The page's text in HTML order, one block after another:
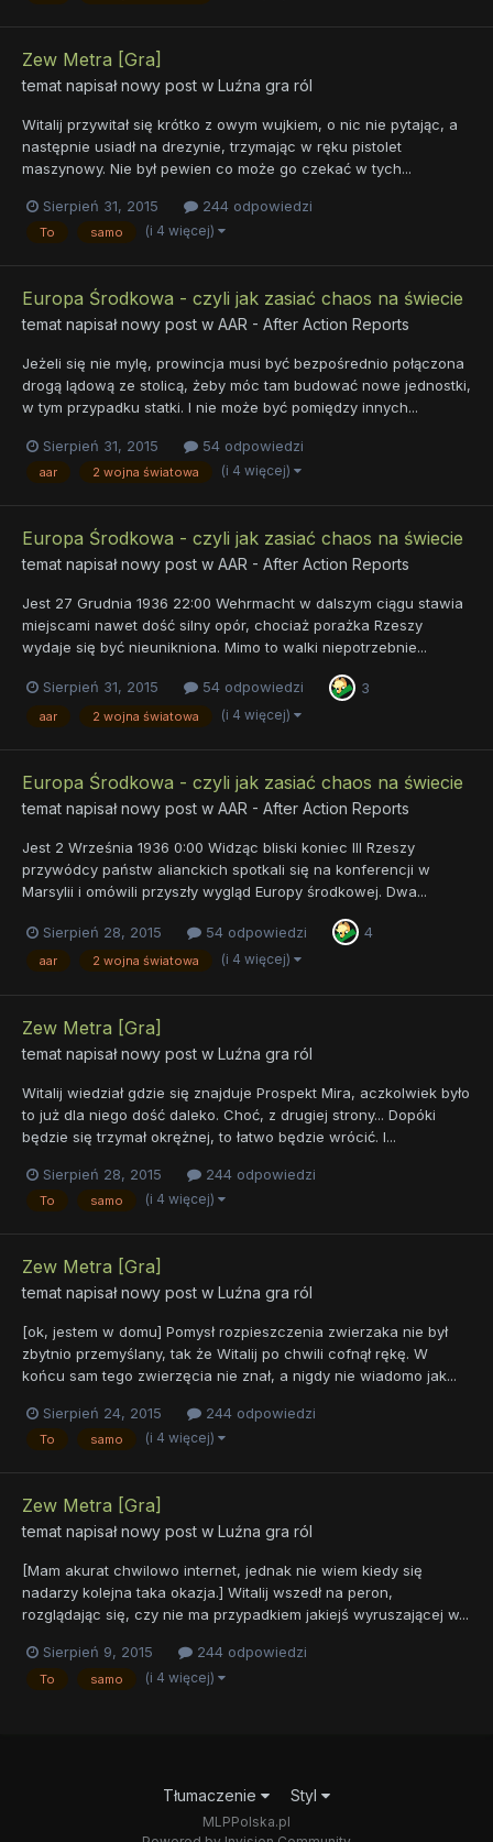
Zew Metra [Gra]
temat napisał nowy post w Luźna gra ról
Witalij przywitał się krótko z owym wujkiem, o nic nie pytając, a
następnie usiadł na drezynie, trzymając w ręku pistolet
maszynowy. Nie był pewien co może go czekać w tych...
Sierpień 31, 2015 244 odpowiedzi
To samo (i 4 więcej)
Europa Środkowa - czyli jak zasiać chaos na świecie
temat napisał nowy post w AAR - After Action Reports
Jeżeli się nie mylę, prowincja musi być bezpośrednio połączona
drogą lądową ze stolicą, żeby móc tam budować nowe jednostki,
w tym przypadku statki. I nie może być pomiędzy innych...
Sierpień 31, 2015 54 odpowiedzi
aar 2 wojna światowa (i 4 więcej)
Europa Środkowa - czyli jak zasiać chaos na świecie
temat napisał nowy post w AAR - After Action Reports
Jest 27 Grudnia 1936 22:00 Wehrmacht w dalszym ciągu stawia
miejscami nawet dość silny opór, chociaż porażka Rzeszy
wydaje się być nieunikniona. Mimo to walki niepotrzebnie...
Sierpień 31, 2015 54 odpowiedzi 3
aar 2 wojna światowa (i 4 więcej)
Europa Środkowa - czyli jak zasiać chaos na świecie
temat napisał nowy post w AAR - After Action Reports
Jest 2 Września 1936 0:00 Widząc bliski koniec III Rzeszy
przywódcy państw alianckich spotkali się na konferencji w
Marsylii i omówili przyszły wygląd Europy środkowej. Dwa...
Sierpień 28, 2015 54 odpowiedzi 4
aar 2 wojna światowa (i 4 więcej)
Zew Metra [Gra]
temat napisał nowy post w Luźna gra ról
Witalij wiedział gdzie się znajduje Prospekt Mira, aczkolwiek było
to już dla niego dość daleko. Choć, z drugiej strony... Dopóki
będzie się trzymał okrężnej, to łatwo będzie wrócić. I...
Sierpień 28, 2015 244 odpowiedzi
To samo (i 4 więcej)
Zew Metra [Gra]
temat napisał nowy post w Luźna gra ról
[ok, jestem w domu] Pomysł rozpieszczenia zwierzaka nie był
zbytnio przemyślany, tak że Witalij po chwili cofnął rękę. W
końcu sam tego zwierzęcia nie znał, a nigdy nie wiadomo jak...
Sierpień 24, 2015 244 odpowiedzi
To samo (i 4 więcej)
Zew Metra [Gra]
temat napisał nowy post w Luźna gra ról
[Mam akurat chwilowo internet, jednak nie wiem kiedy się
nadarzy kolejna taka okazja.] Witalij wszedł na peron,
rozglądając się, czy nie ma przypadkiem jakiejś wyruszającej w...
Sierpień 9, 2015 244 odpowiedzi
To samo (i 4 więcej)
Tłumaczenie Styl
MLPPolska.pl